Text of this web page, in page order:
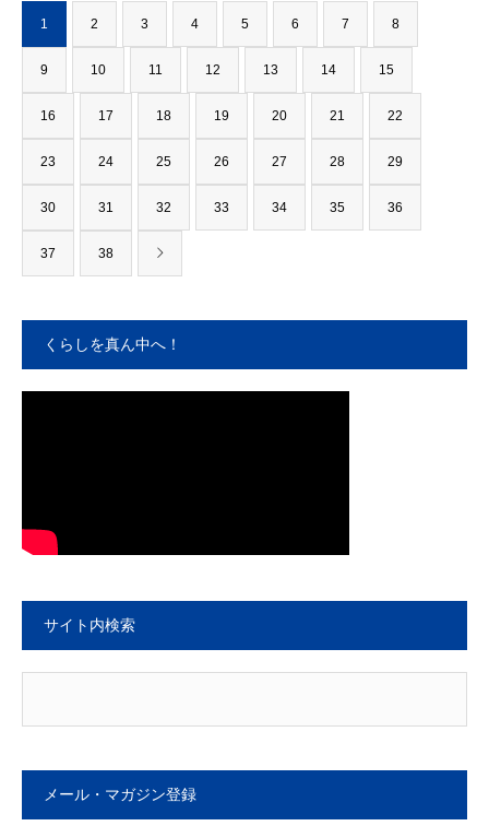
1 2 3 4 5 6 7 8
9 10 11 12 13 14 15
16 17 18 19 20 21 22
23 24 25 26 27 28 29
30 31 32 33 34 35 36
37 38
くらしを真ん中へ！
サイト内検索
メール・マガジン登録